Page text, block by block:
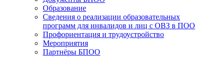
Образование
Сведения о реализации образовательных
программ для инвалидов и лиц с ОВЗ в ПОО
Профориентация и трудоустройство
Мероприятия
Партнёры БПОО